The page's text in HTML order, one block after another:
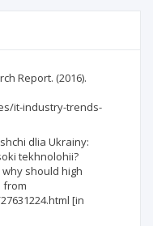
Report. (2016).
it-industry-trends-
dlia Ukrainy:
tekhnolohii?
should high
from
[in